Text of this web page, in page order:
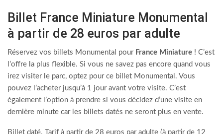
Billet France Miniature Monumental
à partir de 28 euros par adulte
Réservez vos billets Monumental pour France Miniature ! C’est
l’offre la plus flexible. Si vous ne savez pas encore quand vous
irez visiter le parc, optez pour ce billet Monumental. Vous
pouvez l’acheter jusqu’à 1 jour avant votre visite. C’est
également l’option à prendre si vous décidez d’une visite en
dernière minute car les billets datés ne seront plus en vente.
Billet daté. Tarif à partir de 28 euros par adulte (à partir de 12